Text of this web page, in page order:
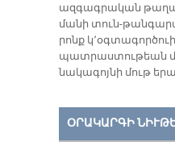
ազ­գագ­րա­կան
մա­նի տուն-
րոնք
պատ­րաս­տու­թեան
նա­կա­գոյ­նի մութ
ՕՐԱԿԱՐԳԻ